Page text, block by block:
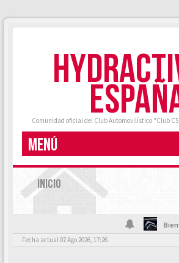
Comunidad oficial del Club Automovilístico "Club
MENÚ
INICIO
Fecha actual 07 Ago 2026, 17:26